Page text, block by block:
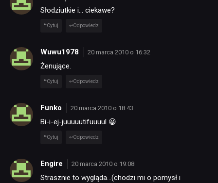
Słodziutkie i… ciekawe?
Cytuj Odpowiedz
Wuwu1978 20 marca 2010 o 16:32
Żenujące.
Cytuj Odpowiedz
Funko 20 marca 2010 o 18:43
Bi-i-ej-juuuuutifuuuul 😀
Cytuj Odpowiedz
Engire 20 marca 2010 o 19:08
Strasznie to wygląda…(chodzi mi o pomysł i